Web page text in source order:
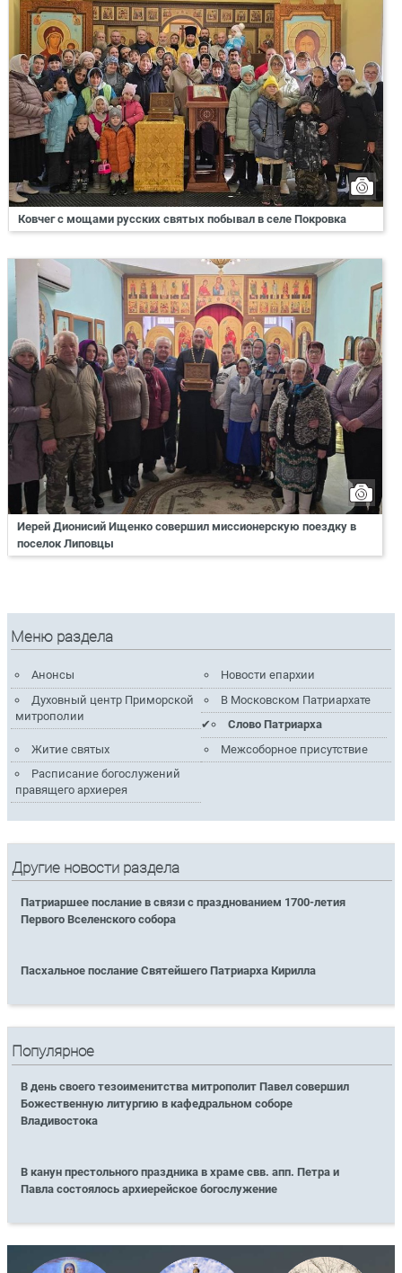
Ковчег с мощами русских святых побывал в селе Покровка
Иерей Дионисий Ищенко совершил миссионерскую поездку в
поселок Липовцы
Меню раздела
Анонсы
Новости епархии
Духовный центр Приморской
митрополии
В Московском Патриархате
Слово Патриарха
Житие святых
Межсоборное присутствие
Расписание богослужений
правящего архиерея
Другие новости раздела
Патриаршее послание в связи с празднованием 1700-летия
Первого Вселенского собора
Пасхальное послание Святейшего Патриарха Кирилла
Популярное
В день своего тезоименитства митрополит Павел совершил
Божественную литургию в кафедральном соборе
Владивостока
В канун престольного праздника в храме свв. апп. Петра и
Павла состоялось архиерейское богослужение